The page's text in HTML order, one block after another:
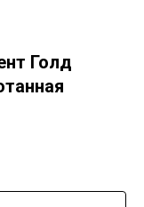
Голд